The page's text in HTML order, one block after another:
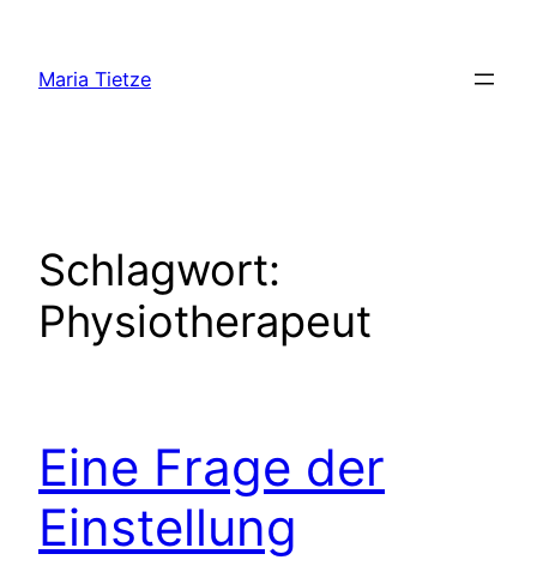
springen
Maria Tietze
Schlagwort:
Physiotherapeut
Eine Frage der
Einstellung